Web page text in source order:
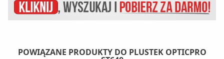
POWIĄZANE PRODUKTY DO PLUSTEK OPTICPRO